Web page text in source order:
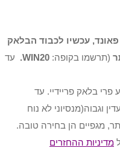
לרוב יש 17% הנחה ברכישה מעל 57 פאונד, עכשיו לכבוד הבלאק
(תרשמו בקופה:
עד
פרי בלאק פריידיי. עד
עדין וגבוה(מנסיוני לא נוח
מגפיים הן בחירה טובה.
מדיניות ההחזרים